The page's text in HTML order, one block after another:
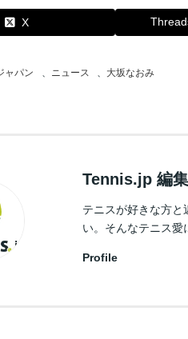
X
ャパン ニュース 大坂なおみ
Tennis.jp 編
テニスが好きな方と
い。そんなテニス愛
Profile